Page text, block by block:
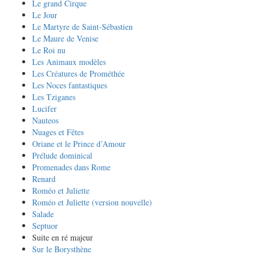
Le grand Cirque
Le Jour
Le Martyre de Saint-Sébastien
Le Maure de Venise
Le Roi nu
Les Animaux modèles
Les Créatures de Prométhée
Les Noces fantastiques
Les Tziganes
Lucifer
Nauteos
Nuages et Fêtes
Oriane et le Prince d’Amour
Prélude dominical
Promenades dans Rome
Renard
Roméo et Juliette
Roméo et Juliette (version nouvelle)
Salade
Septuor
Suite en ré majeur
Sur le Borysthène